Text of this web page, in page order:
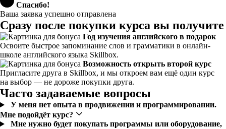
Спасибо!
Ваша заявка успешно отправлена
Сразу после покупки курса вы получите
Год изучения английского в подарок
Освоите быстрое запоминание слов и грамматики в онлайн-
школе английского языка Skillbox.
Возможность открыть второй курс
Пригласите друга в Skillbox, и мы откроем вам ещё один курс
на выбор — не дороже покупки друга.
Часто задаваемые вопросы
У меня нет опыта в продвижении и программировании.
Мне подойдёт курс?
Мне нужно будет покупать программы или оборудование,